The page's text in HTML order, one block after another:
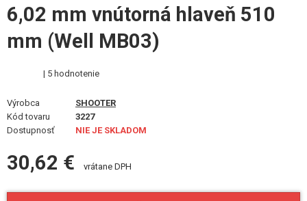
AKUMULÁTORY, NABÍJAČKY
ZÁSOBNÍKY, PLNIČKY
OKULIARE, MASKY
VÝSTROJ, UNIFORMY, PÚZDRA
MASKOVANIE, FARBY, PÁSKY
VYSIELAČKY, HEADSETY, KAMERY
DOPLNKY K ZBRANIAM, POPRUHY
6,02 mm vnútorná hlaveň 510
mm (Well MB03)
| 5 hodnotenie
Výrobca
SHOOTER
Kód tovaru
3227
Dostupnosť
NIE JE SKLADOM
30,62 € vrátane DPH